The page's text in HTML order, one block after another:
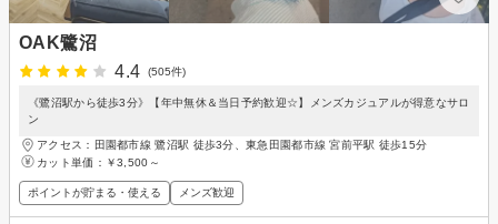
OAK鷺沼
4.4
(505件)
《鷺沼駅から徒歩3分》【年中無休＆当日予約歓迎☆】メンズカジュアルが得意なサロ
ン
アクセス：田園都市線 鷺沼駅 徒歩3分、東急田園都市線 宮前平駅 徒歩15分
カット単価： ￥3,500～
ポイントが貯まる・使える メンズ歓迎